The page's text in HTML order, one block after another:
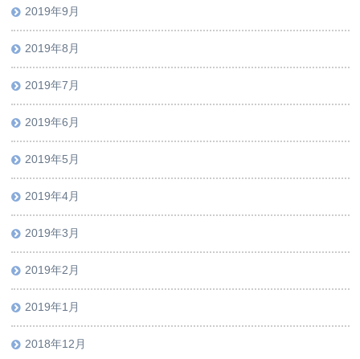
2019年9月
2019年8月
2019年7月
2019年6月
2019年5月
2019年4月
2019年3月
2019年2月
2019年1月
2018年12月